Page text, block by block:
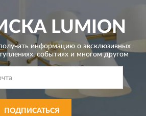
LUMION
информацию о эксклюзивных
событиях и многом другом
ПОДПИСАТЬСЯ